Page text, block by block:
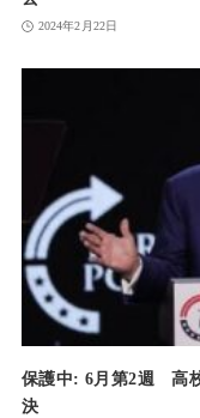
2024年2月22日
保護中: 6月第2週 高
決